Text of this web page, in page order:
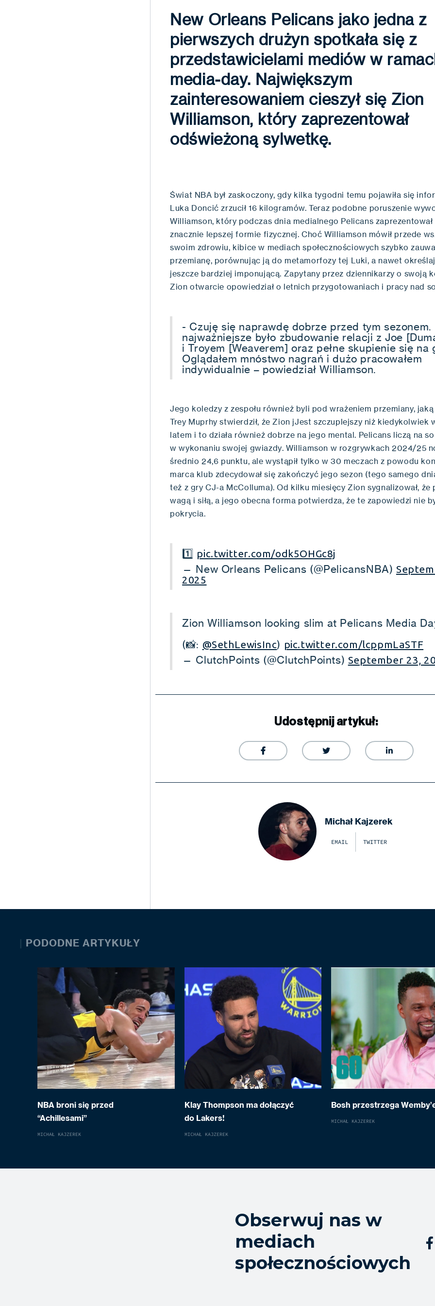
New Orleans Pelicans jako jedna z
pierwszych drużyn spotkała się z
przedstawicielami mediów w
media-day. Największym
zainteresowaniem cieszył się Zion
Williamson, który zaprezentował
odświeżoną sylwetkę.
Świat NBA był zaskoczony, gdy kilka tygodni temu pojawiła się
Luka Doncić zrzucił 16 kilogramów. Teraz podobne poruszenie
Williamson, który podczas dnia medialnego Pelicans zaprezentował
znacznie lepszej formie fizycznej. Choć Williamson mówił przede
swoim zdrowiu, kibice w mediach społecznościowych szybko
przemianę, porównując ją do metamorfozy tej Luki, a nawet
jeszcze bardziej imponującą. Zapytany przez dziennikarzy o swoją
Zion otwarcie opowiedział o letnich przygotowaniach i pracy nad
- Czuję się naprawdę dobrze przed tym sezonem.
najważniejsze było zbudowanie relacji z Joe
i Troyem [Weaverem] oraz pełne skupienie się na
Oglądałem mnóstwo nagrań i dużo pracowałem
indywidualnie – powiedział Williamson.
Jego koledzy z zespołu również byli pod wrażeniem przemiany, jaką
Trey Muprhy stwierdził, że Zion jJest szczuplejszy niż kiedykolwiek
latem i to działa również dobrze na jego mental. Pelicans liczą na
w wykonaniu swojej gwiazdy. Williamson w rozgrywkach 2024/25
średnio 24,6 punktu, ale wystąpił tylko w 30 meczach z powodu
marca klub zdecydował się zakończyć jego sezon (tego samego
też z gry CJ-a McColluma). Od kilku miesięcy Zion sygnalizował, że
wagą i siłą, a jego obecna forma potwierdza, że te zapowiedzi nie
pokrycia.
1️⃣ pic.twitter.com/odk5OHGc8j
— New Orleans Pelicans (@PelicansNBA)
2025
Zion Williamson looking slim at Pelicans Media
(📸: @SethLewisInc) pic.twitter.com/lcppmLaSTF
— ClutchPoints (@ClutchPoints) September 23,
Udostępnij artykuł:
  
Michał Kajzerek
EMAIL TWITTER
| PODODNE ARTYKUŁY
NBA broni się przed
“Achillesami”
MICHAŁ KAJZEREK
Klay Thompson ma dołączyć
do Lakers!
MICHAŁ KAJZEREK
Bosh przestrzega
MICHAŁ KAJZEREK
Obserwuj nas w
mediach
społecznościowych
